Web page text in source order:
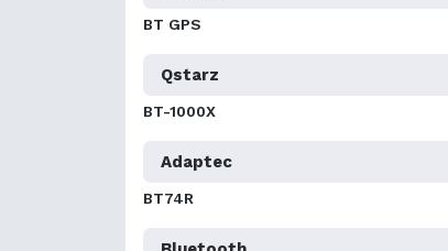
BT GPS
Qstarz
BT-1000X
Adaptec
BT74R